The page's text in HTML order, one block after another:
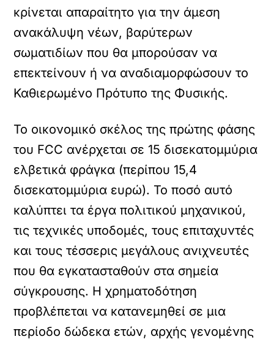
κρίνεται απαραίτητο για την άμεση
ανακάλυψη νέων, βαρύτερων
σωματιδίων που θα μπορούσαν να
επεκτείνουν ή να αναδιαμορφώσουν το
Καθιερωμένο Πρότυπο της Φυσικής.
Το οικονομικό σκέλος της πρώτης φάσης
του FCC ανέρχεται σε 15 δισεκατομμύρια
ελβετικά φράγκα (περίπου 15,4
δισεκατομμύρια ευρώ). Το ποσό αυτό
καλύπτει τα έργα πολιτικού μηχανικού,
τις τεχνικές υποδομές, τους επιταχυντές
και τους τέσσερις μεγάλους ανιχνευτές
που θα εγκατασταθούν στα σημεία
σύγκρουσης. Η χρηματοδότηση
προβλέπεται να κατανεμηθεί σε μια
περίοδο δώδεκα ετών, αρχής γενομένης